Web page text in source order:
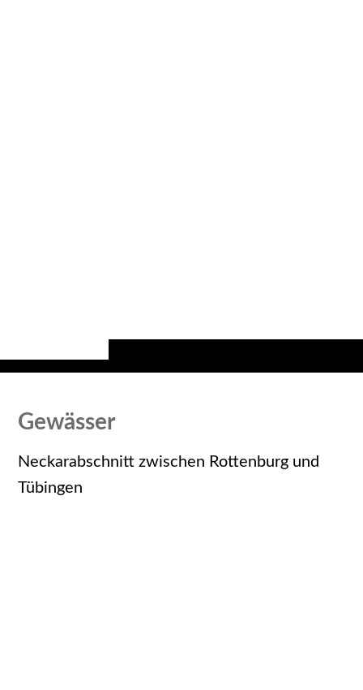
Gewässer
Neckarabschnitt zwischen Rottenburg und
Tübingen